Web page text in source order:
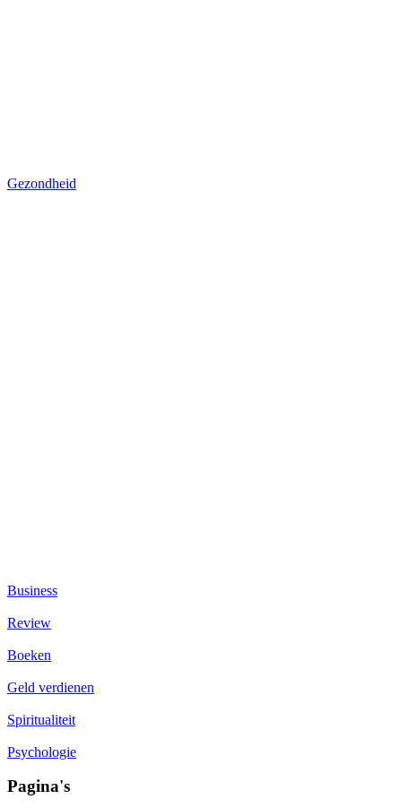
Gezondheid
Business
Review
Boeken
Geld verdienen
Spiritualiteit
Psychologie
Pagina's